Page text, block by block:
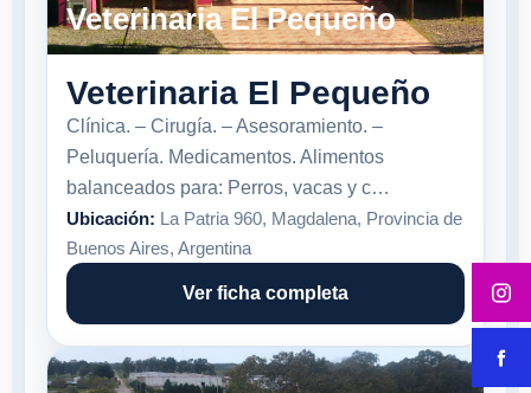
Veterinaria El Pequeño
Veterinaria El Pequeño
Clínica. – Cirugía. – Asesoramiento. –
Peluquería. Medicamentos. Alimentos
balanceados para: Perros, vacas y c…
Ubicación: La Patria 960, Magdalena, Provincia de
Buenos Aires, Argentina
Ver ficha completa